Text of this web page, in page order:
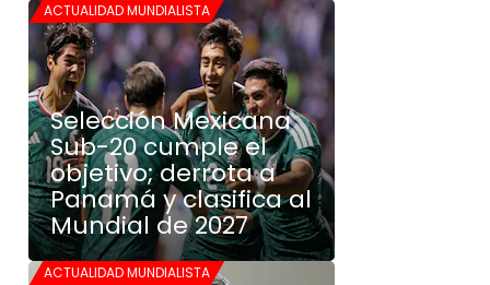
ACTUALIDAD MUNDIALISTA
Selección Mexicana
Sub-20 cumple el
objetivo; derrota a
Panamá y clasifica al
Mundial de 2027
ACTUALIDAD MUNDIALISTA